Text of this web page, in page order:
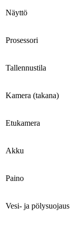
Näyttö
Prosessori
Tallennustila
Kamera (takana)
Etukamera
Akku
Paino
Vesi- ja pölysuojaus